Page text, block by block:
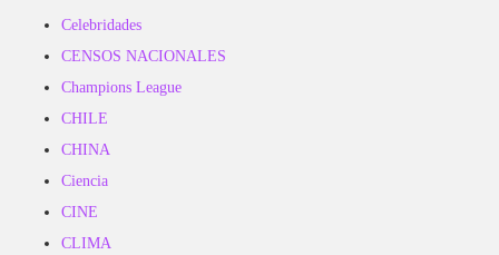
Celebridades
CENSOS NACIONALES
Champions League
CHILE
CHINA
Ciencia
CINE
CLIMA